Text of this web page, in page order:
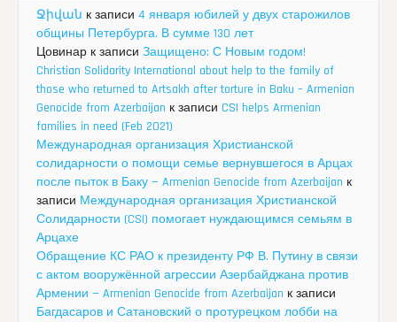
Ջիվան к записи 4 января юбилей у двух старожилов
общины Петербурга. В сумме 130 лет
Цовинар к записи Защищено: С Новым годом!
Christian Solidarity International about help to the family of
those who returned to Artsakh after torture in Baku – Armenian
Genocide from Azerbaijan к записи CSI helps Armenian
families in need (Feb 2021)
Международная организация Христианской
солидарности о помощи семье вернувшегося в Арцах
после пыток в Баку — Armenian Genocide from Azerbaijan к
записи Международная организация Христианской
Солидарности (CSI) помогает нуждающимся семьям в
Арцахе
Обращение КС РАО к президенту РФ В. Путину в связи
с актом вооружённой агрессии Азербайджана против
Армении — Armenian Genocide from Azerbaijan к записи
Багдасаров и Сатановский о протурецком лобби на